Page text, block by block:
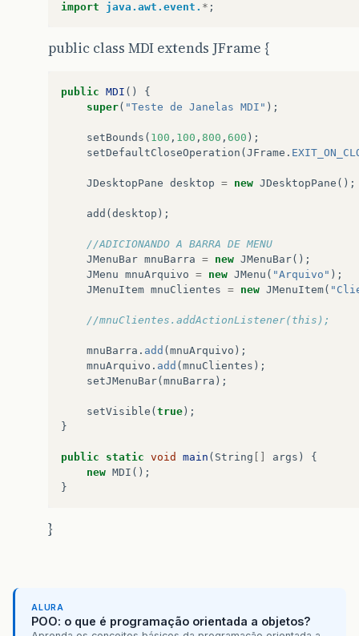
import java.awt.event. * ;
public class MDI extends JFrame {
public MDI ()
{
super( "Teste de Janelas MDI" );
setBounds ( 100 , 100 , 800 , 600 );
setDefaultCloseOperation ( JFrame .
JDesktopPane desktop = new JDesktopPane ();
add ( desktop );
//ADICIONANDO A BARRA DE MENU
JMenuBar mnuBarra = new JMenuBar();
JMenu mnuArquivo = new JMenu ( "Arquivo" );
JMenuItem mnuClientes = new JMenuItem(
//mnuClientes.addActionListener(this);
mnuBarra . add ( mnuArquivo );
mnuArquivo . add ( mnuClientes );
setJMenuBar( mnuBarra );
setVisible ( true );
}
public static void main ( String args )
{
new MDI ();
}
}
ALURA
POO: o que é programação orientada a objetos?